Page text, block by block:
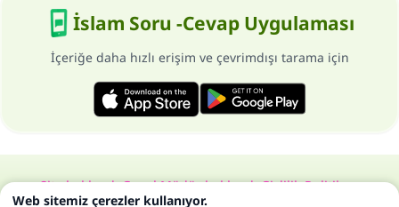
İslam Soru -Cevap Uygulaması
İçeriğe daha hızlı erişim ve çevrimdışı tarama için
Site hakkındaGenel Müdür hakkındaGizlilik Politikası
Bütün hakları, www.islam-qa.com sitesine aittir 1997-2025 ©
Web sitemiz çerezler kullanıyor.